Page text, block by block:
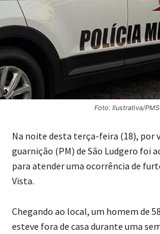
Foto: Ilustrativa/
Na noite desta terça-feira (18), por
guarnição (PM) de São Ludgero foi
para atender uma ocorrência de
Vista.
Chegando ao local, um homem de
esteve fora de casa durante uma